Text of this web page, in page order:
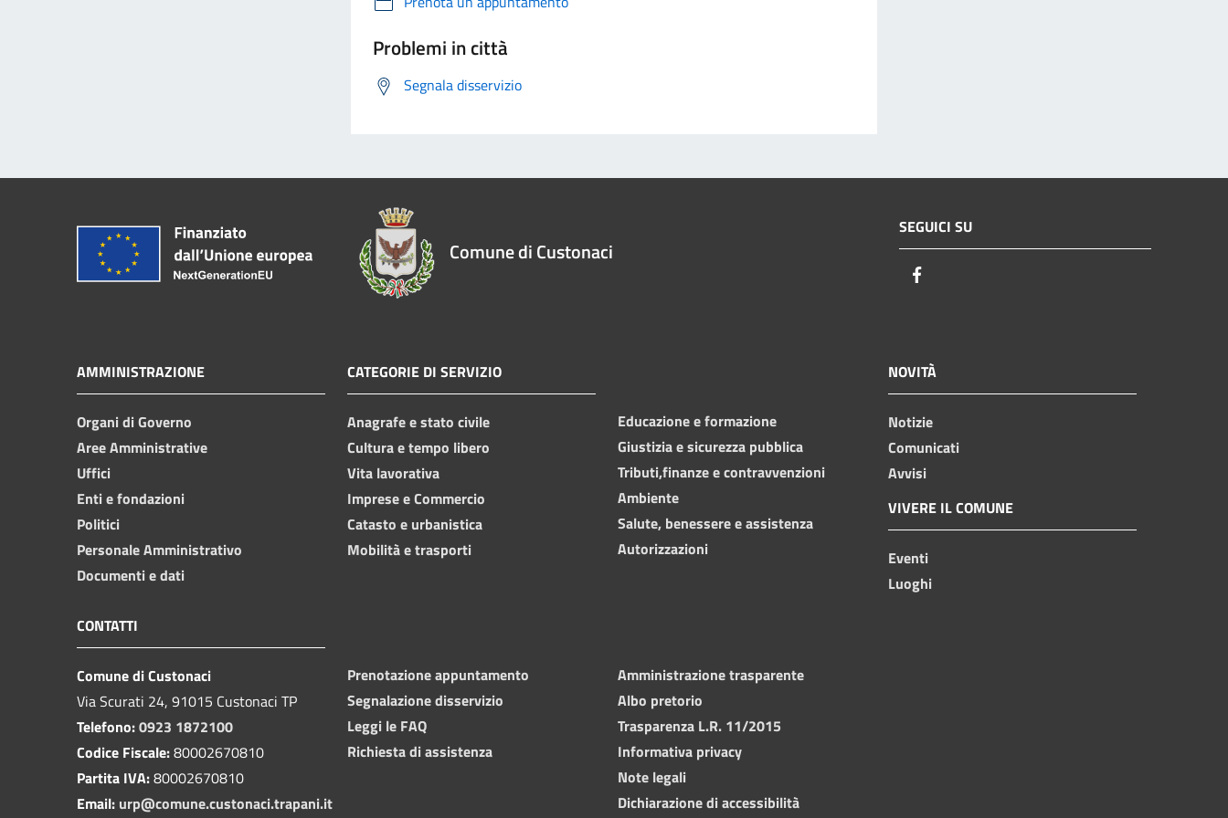
Problemi in città
Segnala disservizio
Comune di Custonaci
SEGUICI SU
AMMINISTRAZIONE
Organi di Governo
Aree Amministrative
Uffici
Enti e fondazioni
Politici
Personale Amministrativo
Documenti e dati
CATEGORIE DI SERVIZIO
Anagrafe e stato civile
Cultura e tempo libero
Vita lavorativa
Imprese e Commercio
Catasto e urbanistica
Mobilità e trasporti
Educazione e formazione
Giustizia e sicurezza pubblica
Tributi,finanze e contravvenzioni
Ambiente
Salute, benessere e assistenza
Autorizzazioni
NOVITÀ
Notizie
Comunicati
Avvisi
VIVERE IL COMUNE
Eventi
Luoghi
CONTATTI
Comune di Custonaci
Via Scurati 24, 91015 Custonaci TP
Telefono:0923 1872100
Codice Fiscale:80002670810
Partita IVA:80002670810
Email: urp@comune.custonaci.trapani.it
Prenotazione appuntamento
Segnalazione disservizio
Leggi le FAQ
Richiesta di assistenza
Amministrazione trasparente
Albo pretorio
Trasparenza L.R. 11/2015
Informativa privacy
Note legali
Dichiarazione di accessibilità